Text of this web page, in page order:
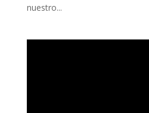
nuestro...